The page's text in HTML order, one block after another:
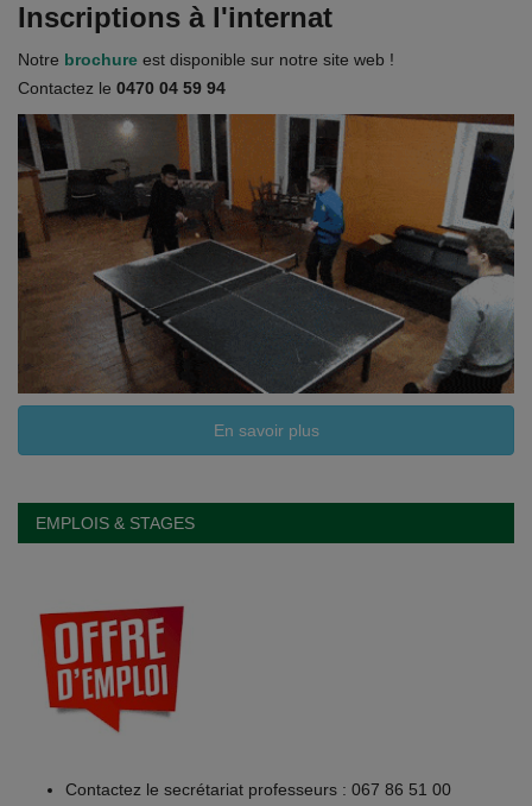
Inscriptions à l'internat
Notre brochure est disponible sur notre site web !
Contactez le 0470 04 59 94
En savoir plus
EMPLOIS & STAGES
Contactez le secrétariat professeurs : 067 86 51 00